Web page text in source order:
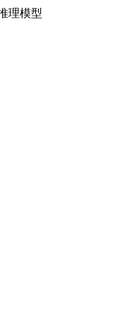
理模型